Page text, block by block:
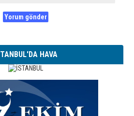
HAVA